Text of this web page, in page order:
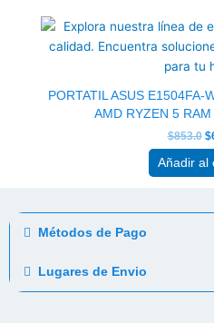
PORTATIL ASUS E1504FA-
AMD RYZEN 5
$853.0 $
Añadir al
Métodos de Pago
Lugares de Envio